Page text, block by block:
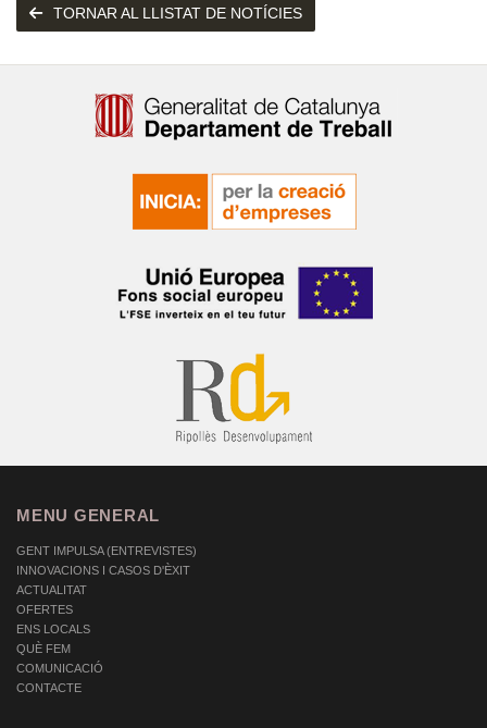
TORNAR AL LLISTAT DE NOTÍCIES
MENU GENERAL
GENT IMPULSA (ENTREVISTES)
INNOVACIONS I CASOS D'ÈXIT
ACTUALITAT
OFERTES
ENS LOCALS
QUÈ FEM
COMUNICACIÓ
CONTACTE